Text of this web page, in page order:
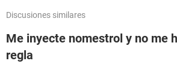
Discusiones similares
Me inyecte nomestrol y no me
regla